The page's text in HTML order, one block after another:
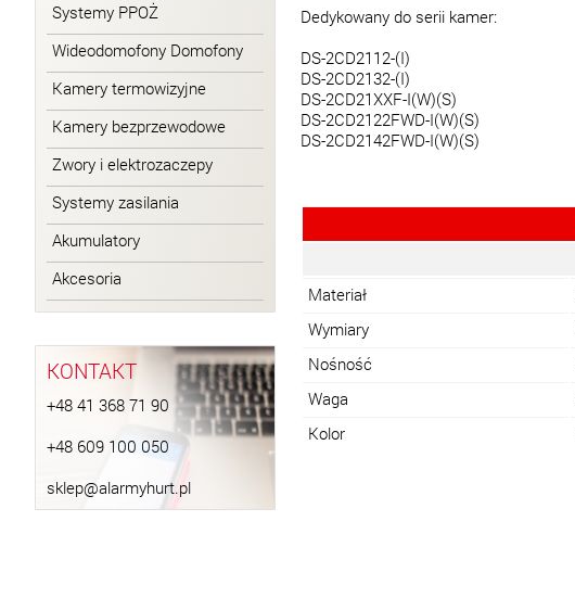
Systemy PPOŻ
Wideodomofony Domofony
Kamery termowizyjne
Kamery bezprzewodowe
Zwory i elektrozaczepy
Systemy zasilania
Akumulatory
Akcesoria
KONTAKT
+48 41 368 71 90
+48 609 100 050
sklep@alarmyhurt.pl
Dedykowany do serii kamer:
DS-2CD2112-(I)
DS-2CD2132-(I)
DS-2CD21XXF-I(W)(S)
DS-2CD2122FWD-I(W)(S)
DS-2CD2142FWD-I(W)(S)
Materiał
Wymiary
Nośność
Waga
Kolor